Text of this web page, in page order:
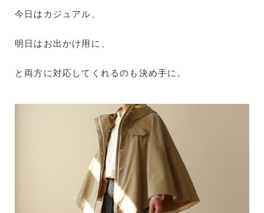
今日はカジュアル、
明日はお出かけ用に、
と両方に対応してくれるのも決め手に。